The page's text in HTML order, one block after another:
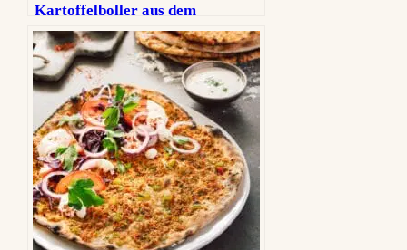
Kartoffelboller aus dem
Ferienhaus